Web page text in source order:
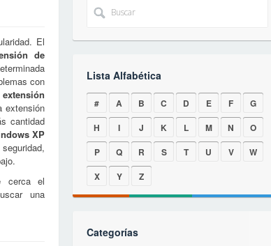
El
de
con
extensión
cantidad
XP
cerca el
una
Lista Alfabética
# A B C D E F
G
H
I J K L M N
O
P
Q R S T U V
W
X
Y Z
Categorías